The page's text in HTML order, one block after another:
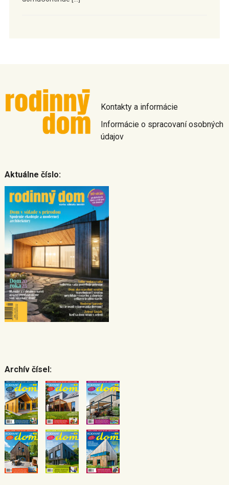
Kontakty a informácie
Informácie o spracovaní osobných
údajov
Aktuálne číslo:
Archív čísel: